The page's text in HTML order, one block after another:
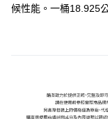
候性能。一桶18.925
您的居家環境煥然一